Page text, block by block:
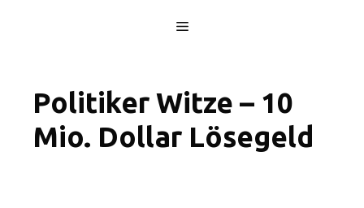
Menu
Politiker Witze – 10
Mio. Dollar Lösegeld